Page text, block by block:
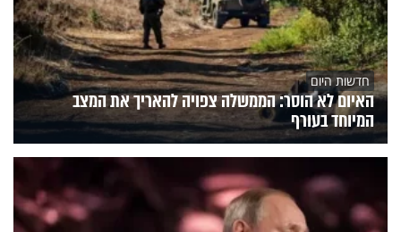
חדשות היום
האיום לא הוסר: הממשלה צפויה להאריך את המצב
המיוחד בעורף